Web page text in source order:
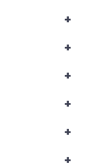
+
+
+
+
+
+